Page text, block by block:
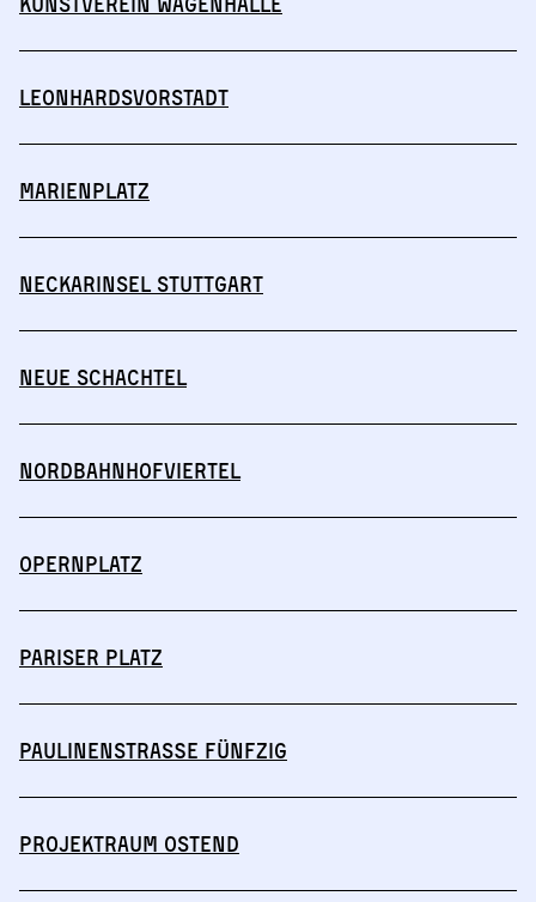
Leonhardsvorstadt
Marienplatz
Neckarinsel Stuttgart
Neue Schachtel
Nordbahnhofviertel
Opernplatz
Pariser Platz
Paulinenstraße Fünfzig
Projektraum Ostend